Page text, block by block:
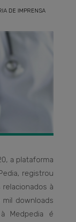
DE IMPRENSA
a plataforma
registrou
à
downloads
Medpedia é